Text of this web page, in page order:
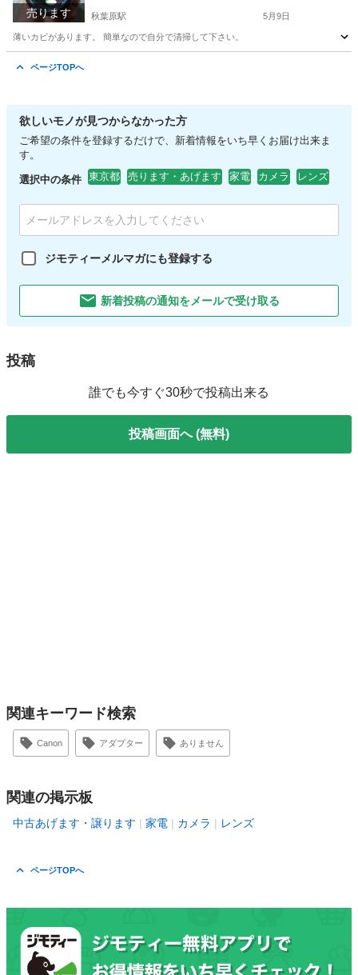
売ります 秋葉原駅 5月9日
薄いカビがあります。 簡単なので自分で清掃して下さい。
ページTOPへ
欲しいモノが見つからなかった方
ご希望の条件を登録するだけで、新着情報をいち早くお届け出来ま
す。
選択中の条件 東京都 売ります・あげます 家電 カメラ レンズ
ジモティーメルマガにも登録する
新着投稿の通知をメールで受け取る
投稿
誰でも今すぐ30秒で投稿出来る
投稿画面へ (無料)
関連キーワード検索
Canon アダプター ありません
関連の掲示板
中古あげます・譲ります 家電 カメラ レンズ
ページTOPへ